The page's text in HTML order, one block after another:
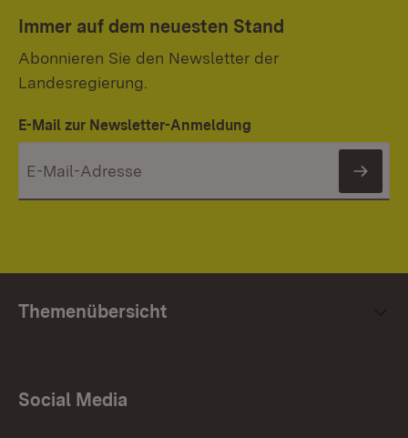
Immer auf dem neuesten Stand
Abonnieren Sie den Newsletter der
Landesregierung.
E-Mail zur Newsletter-Anmeldung
Themenübersicht
Social Media